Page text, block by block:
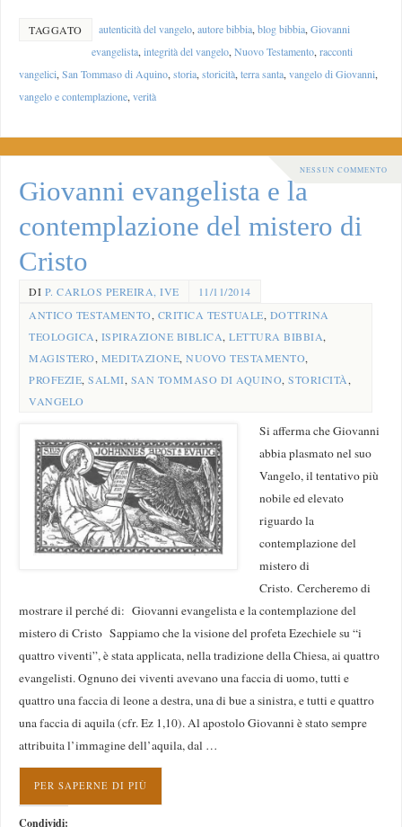
TAGGATO autenticità del vangelo, autore bibbia, blog bibbia, Giovanni
evangelista, integrità del vangelo, Nuovo Testamento, racconti
vangelici,San Tommaso di Aquino,storia,storicità,terra santa,vangelo di Giovanni,
vangelo e contemplazione,verità
NESSUN COMMENTO
Giovanni evangelista e la
contemplazione del mistero di
Cristo
DI P. CARLOS PEREIRA, IVE
11/11/2014
ANTICO TESTAMENTO, CRITICA TESTUALE, DOTTRINA
TEOLOGICA, ISPIRAZIONE BIBLICA,LETTURA BIBBIA,
MAGISTERO, MEDITAZIONE,NUOVO TESTAMENTO,
PROFEZIE,SALMI, SAN TOMMASO DI AQUINO,STORICITÀ,
VANGELO
Si afferma che Giovanni
abbia plasmato nel suo
Vangelo, il tentativo più
nobile ed elevato
riguardo la
contemplazione del
mistero di
Cristo. Cercheremo di
mostrare il perché di: Giovanni evangelista e la contemplazione del
mistero di Cristo Sappiamo che la visione del profeta Ezechiele su “i
quattro viventi”, è stata applicata, nella tradizione della Chiesa, ai quattro
evangelisti. Ognuno dei viventi avevano una faccia di uomo, tutti e
quattro una faccia di leone a destra, una di bue a sinistra, e tutti e quattro
una faccia di aquila (cfr. Ez 1,10). Al apostolo Giovanni è stato sempre
attribuita l’immagine dell’aquila, dal …
PER SAPERNE DI PIÙ
Condividi: